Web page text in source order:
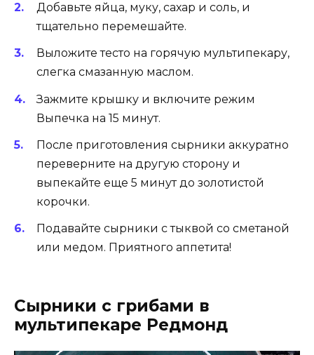
Добавьте яйца, муку, сахар и соль, и
тщательно перемешайте.
Выложите тесто на горячую мультипекару,
слегка смазанную маслом.
Зажмите крышку и включите режим
Выпечка на 15 минут.
После приготовления сырники аккуратно
переверните на другую сторону и
выпекайте еще 5 минут до золотистой
корочки.
Подавайте сырники с тыквой со сметаной
или медом. Приятного аппетита!
Сырники с грибами в
мультипекаре Редмонд